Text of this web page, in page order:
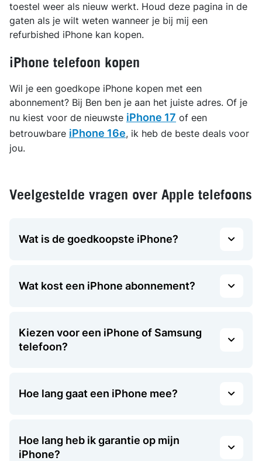
toestel weer als nieuw werkt. Houd deze pagina in de
gaten als je wilt weten wanneer je bij mij een
refurbished iPhone kan kopen.
iPhone telefoon kopen
Wil je een goedkope iPhone kopen met een
abonnement? Bij Ben ben je aan het juiste adres. Of je
nu kiest voor de nieuwste iPhone 17 of een
betrouwbare iPhone 16e, ik heb de beste deals voor
jou.
Veelgestelde vragen over Apple telefoons
Wat is de goedkoopste iPhone?
Wat kost een iPhone abonnement?
Kiezen voor een iPhone of Samsung
telefoon?
Hoe lang gaat een iPhone mee?
Hoe lang heb ik garantie op mijn
iPhone?